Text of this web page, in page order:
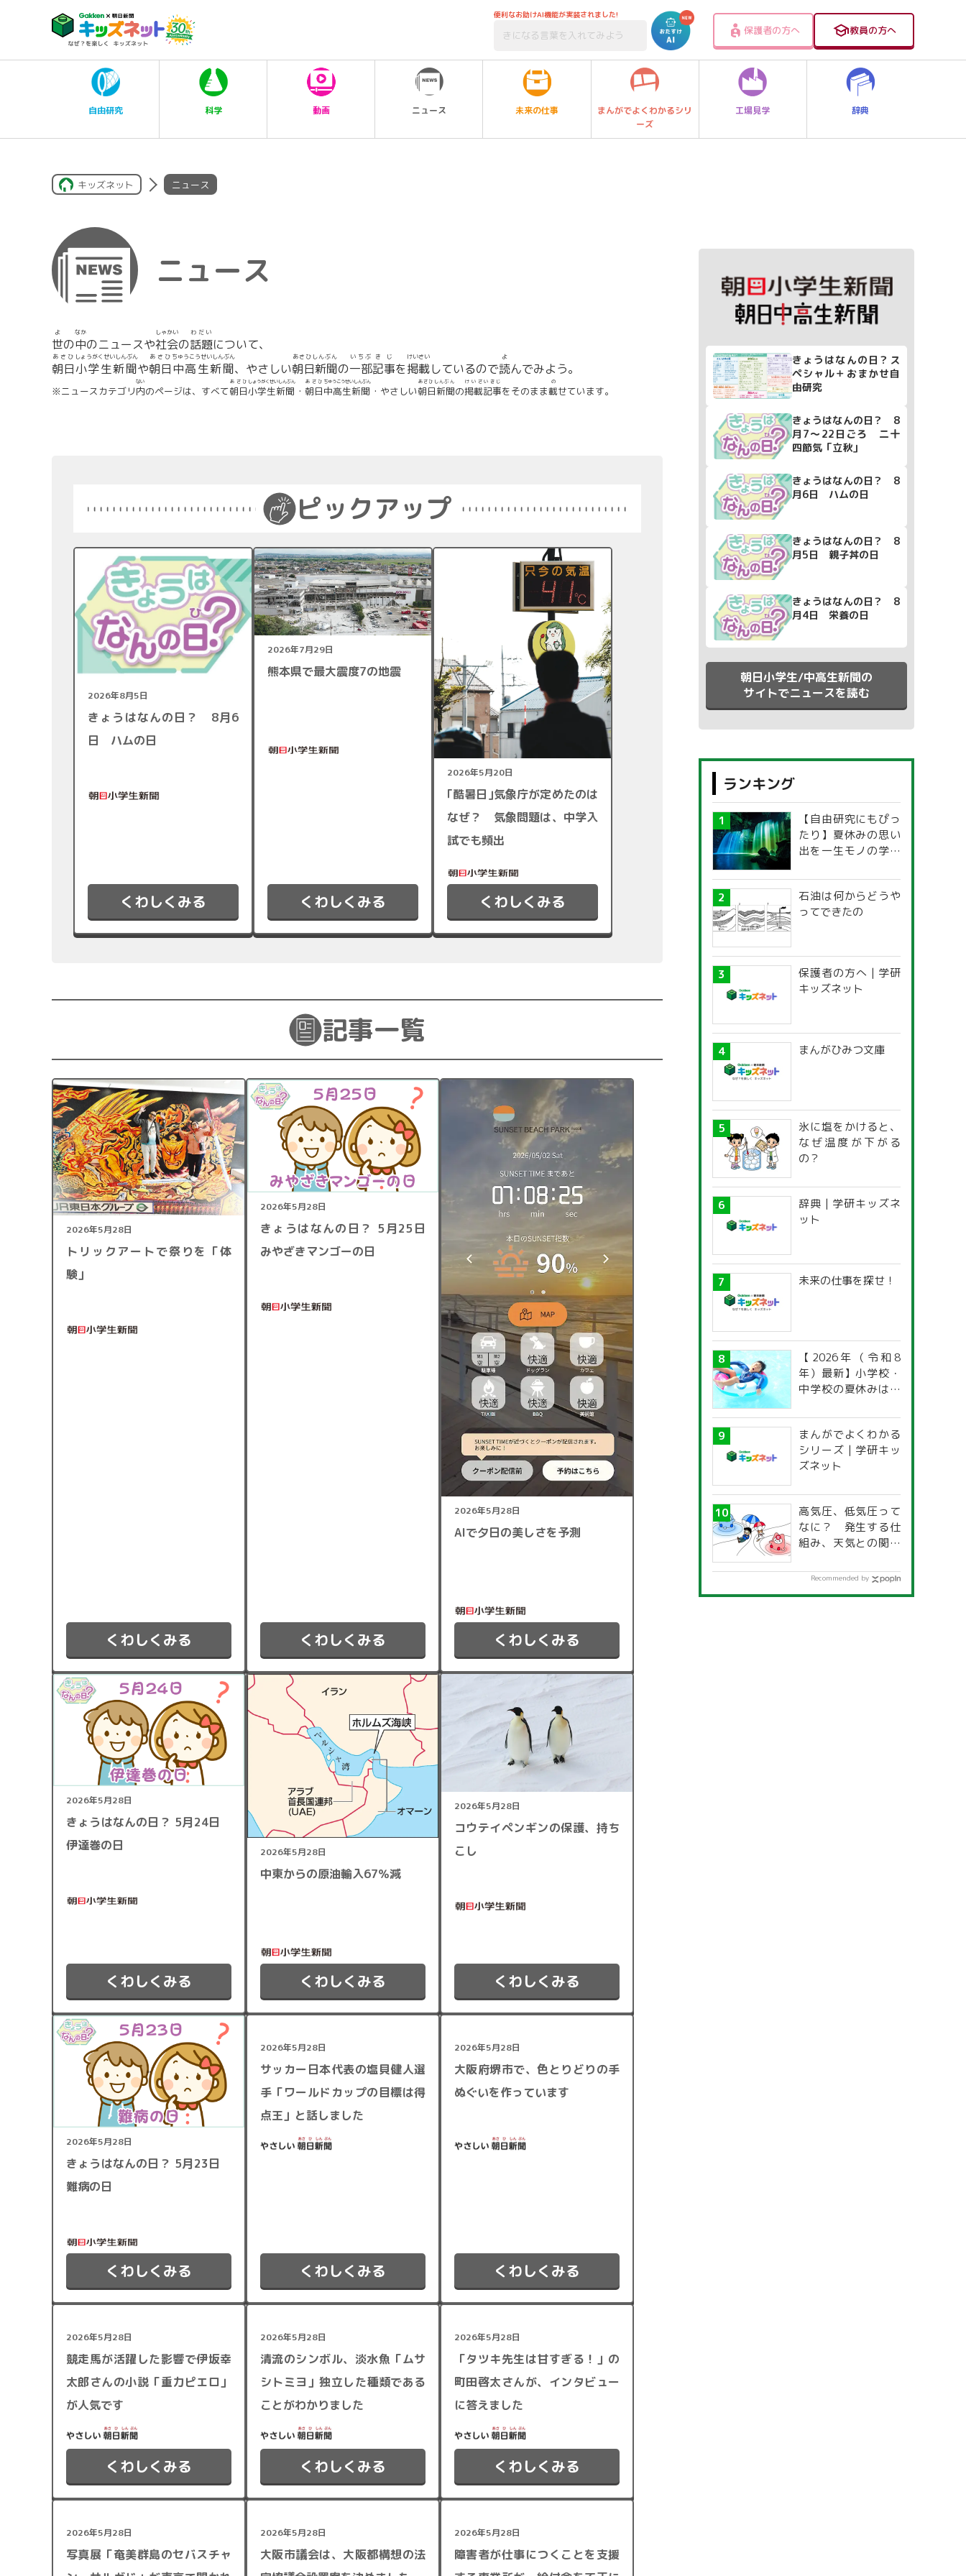
便利なお助けAI機能が実装されました!
保護者の方へ 教員の方へ
自由研究 科学 動画 ニュース 未来の仕事
まんがでよくわかるシリ
ーズ
工場見学 辞典
キッズネット ニュース
ニュース
世
よ
の中
なか
のニュースや社会
しゃかい
の話題
わだい
について、
朝日
あさひ
小学生新聞
しょうがくせいしんぶん
や朝日
あさひ
中高生新聞
ちゅうこうせいしんぶん
、やさしい朝日新聞
あさひしんぶん
の一部
いちぶ
記事
きじ
を掲載
けいさい
しているので読
よ
んでみよう。
※ニュースカテゴリ内
ない
のページは、すべて朝日
あさひ
小学生新聞
しょうがくせいしんぶん
・ 朝日
あさひ
中高生新聞
ちゅうこうせいしんぶん
・やさしい朝日新聞
あさひしんぶん
の掲載記事
けいさいきじ
をそのまま載
の
せています。
ピックアップ
2026年8月5日
きょうはなんの日？ 8月6
日 ハムの日
くわしくみる
2026年7月29日
熊本県で最大震度7の地震
くわしくみる
2026年5月20日
｢酷暑日｣気象庁が定めたのは
なぜ？ 気象問題は、中学入
試でも頻出
くわしくみる
記事一覧
2026年5月28日
トリックアートで祭りを「体
験」
くわしくみる
2026年5月28日
きょうはなんの日？ 5月25日
みやざきマンゴーの日
くわしくみる
2026年5月28日
AIで夕日の美しさを予測
くわしくみる
2026年5月28日
きょうはなんの日？ 5月24日
伊達巻の日
くわしくみる
2026年5月28日
中東からの原油輸入67％減
くわしくみる
2026年5月28日
コウテイペンギンの保護、持ち
こし
くわしくみる
2026年5月28日
きょうはなんの日？ 5月23日
難病の日
くわしくみる
2026年5月28日
サッカー日本代表の塩貝健人選
手「ワールドカップの目標は得
点王」と話しました
くわしくみる
2026年5月28日
大阪府堺市で、色とりどりの手
ぬぐいを作っています
くわしくみる
2026年5月28日
競走馬が活躍した影響で伊坂幸
太郎さんの小説「重力ピエロ」
が人気です
くわしくみる
2026年5月28日
清流のシンボル、淡水魚「ムサ
シトミヨ」独立した種類である
ことがわかりました
くわしくみる
2026年5月28日
「タツキ先生は甘すぎる！」の
町田啓太さんが、インタビュー
に答えました
くわしくみる
2026年5月28日
写真展「奄美群島のセバスチャ
2026年5月28日
大阪市議会は、大阪都構想の法
2026年5月28日
障害者が仕事につくことを支援
きょうはなんの日？ス
ペシャル＋おまかせ自
由研究
きょうはなんの日？ 8
月7～22日ごろ 二十
四節気「立秋」
きょうはなんの日？ 8
月6日 ハムの日
きょうはなんの日？ 8
月5日 親子丼の日
きょうはなんの日？ 8
月4日 栄養の日
朝日小学生/中高生新聞の
サイトでニュースを読む
ランキング
【自由研究にもぴっ
たり】夏休みの思い
出を一生モノの学び
探究ガイド
石油は何からどうや
ってできたの
保護者の方へ | 学研
キッズネット
まんがひみつ文庫
氷に塩をかけると、
なぜ温度が下がる
の？
辞典 | 学研キッズネ
ット
未来の仕事を探せ！
【2026年（令和8
年）最新】小学校・
中学校の夏休みはい
道府県別「夏季休暇
一覧」
まんがでよくわかる
シリーズ | 学研キッ
ズネット
高気圧、低気圧って
なに？ 発生する仕
組み、天気との関係
Recommended by